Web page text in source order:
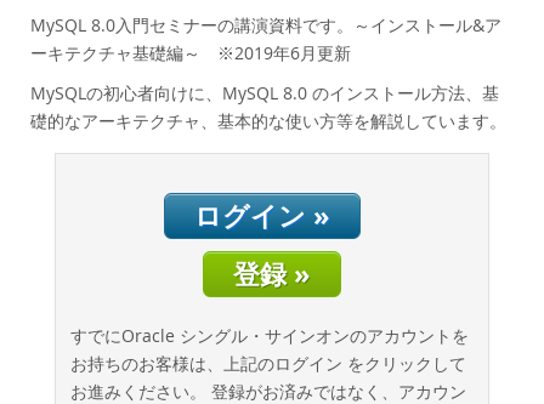
導入事例
Books
パフォーマンス
ベンチマーク
総所有コスト(TCO)計算ツール
ニュース & イベント
ご購入方法
MySQL 8.0入門セミナーの講演資料です。～インストール&ア
ーキテクチャ基礎編～ ※2019年6月更新
MySQLの初心者向けに、MySQL 8.0 のインストール方法、基
礎的なアーキテクチャ、基本的な使い方等を解説しています。
ログイン »
登録 »
すでにOracle シングル・サインオンのアカウントを
お持ちのお客様は、上記のログイン をクリックして
お進みください。 登録がお済みではなく、アカウン